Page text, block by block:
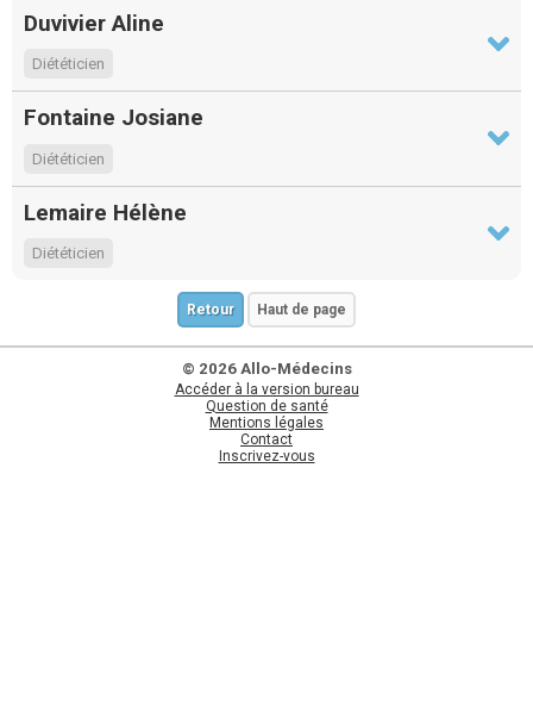
Duvivier Aline
Diététicien
Fontaine Josiane
Diététicien
Lemaire Hélène
Diététicien
Retour Haut de page
© 2026 Allo-Médecins
Accéder à la version bureau
Question de santé
Mentions légales
Contact
Inscrivez-vous